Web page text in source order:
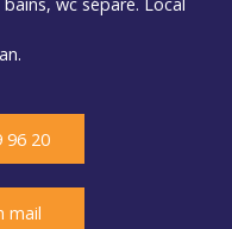
96 20
mail